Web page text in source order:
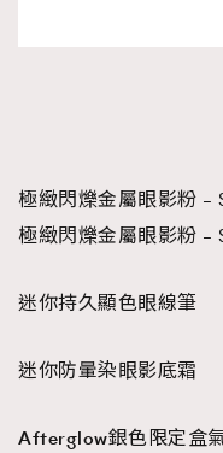
極緻閃爍金屬眼影粉 –
極緻閃爍金屬眼影粉 –
迷你持久顯色眼線筆
迷你防暈染眼影底霜
Afterglow銀色限定盒